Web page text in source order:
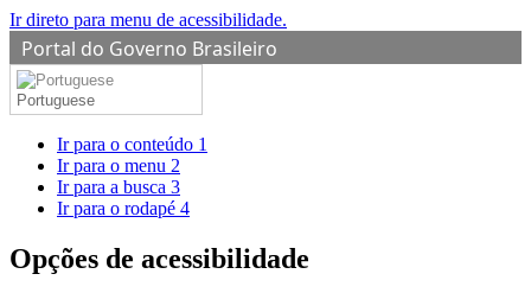
Ir direto para menu de acessibilidade.
Portal do Governo Brasileiro
Portuguese
Ir para o conteúdo 1
Ir para o menu 2
Ir para a busca 3
Ir para o rodapé 4
Opções de acessibilidade